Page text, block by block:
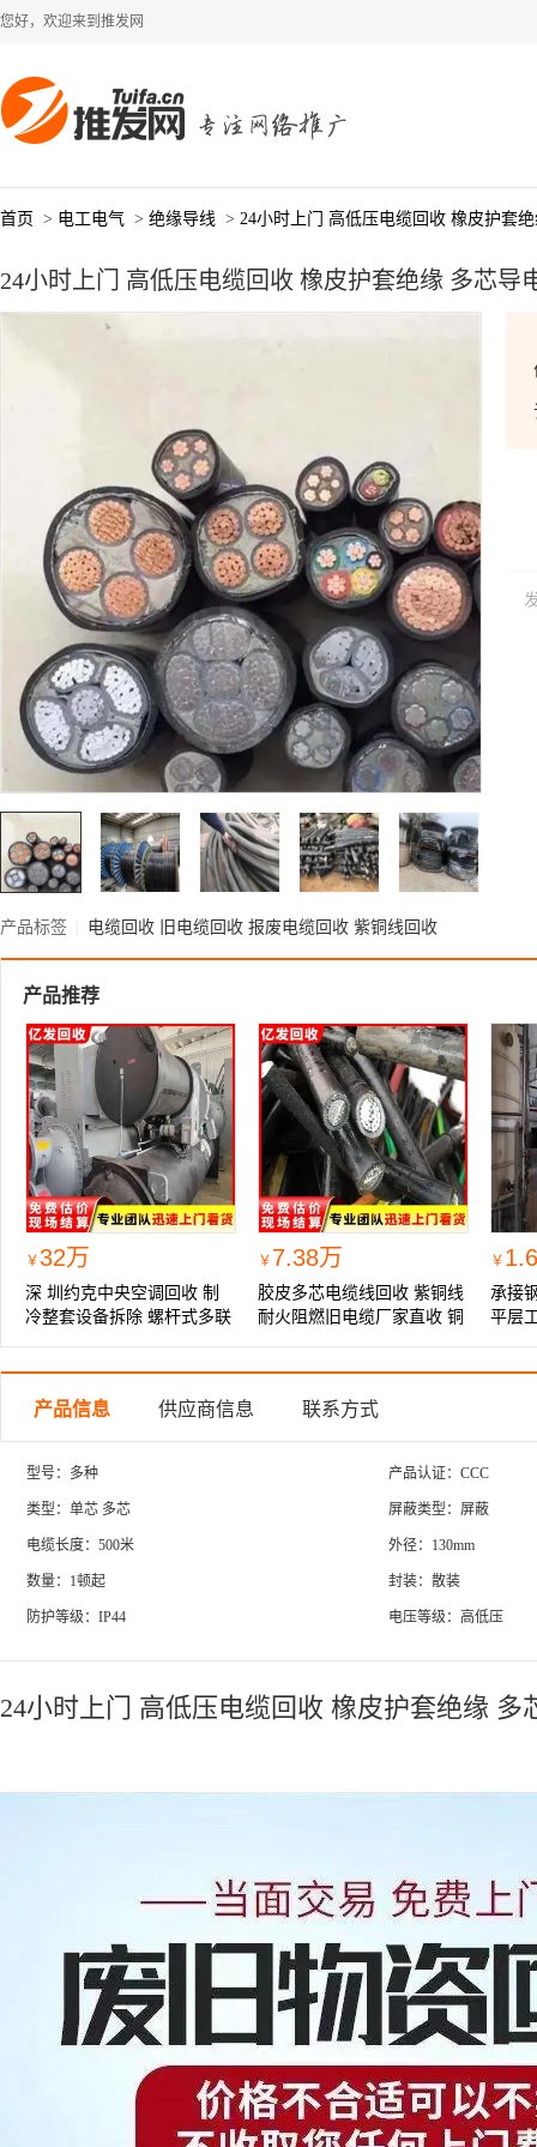
您好，欢迎来到推发网
首页 > 电工电气 > 绝缘导线 > 24小时上门 高低压电缆回收 橡皮护套
24小时上门 高低压电缆回收 橡皮护套绝缘 多芯导
产品标签 电缆回收 旧电缆回收 报废电缆回收 紫铜线回收
产品推荐
￥32万
深 圳约克中央空调回收 制
冷整套设备拆除 螺杆式多联
￥ 7.38万
胶皮多芯电缆线回收 紫铜线
耐火阻燃旧电缆厂家直收 铜
￥
承接
平层
产品信息 供应商信息 联系方式
型号：多种 产品认证：CCC
类型：单芯 多芯 屏蔽类型：屏蔽
电缆长度：500米 外径：130mm
数量：1顿起 封装：散装
防护等级：IP44 电压等级：高低压
24小时上门 高低压电缆回收 橡皮护套绝缘 多